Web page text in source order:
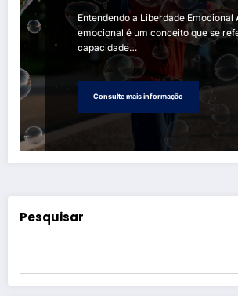
Entendendo a Liberdade Emocional
emocional é um conceito que se
capacidade…
Consulte mais informação
Pesquisar